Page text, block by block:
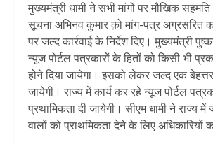
मुख्यमंत्री धामी ने सभी मांगों पर मौखिक
सूचना अभिनव कुमार क़ो मांग-पत्र अग्रसरित
पर जल्द कार्रवाई के निर्देश दिए। मुख्यमंत्री
न्यूज पोर्टल पत्रकारों के हितों को किसी भी
होने दिया जायेगा। इसको लेकर जल्द एक बेहत्तर
जायेगी। राज्य में कार्य कर रहे न्यूज पोर्टल
प्रथामिकता दी जायेगी। सीएम धामी ने राज्य में
वालों को प्राथमिकता देने के लिए अधिकारियों